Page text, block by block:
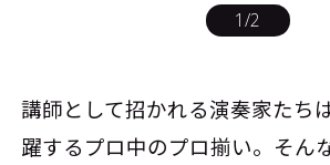
1/2
講師として招かれる演奏家たち
躍するプロ中のプロ揃い。そん